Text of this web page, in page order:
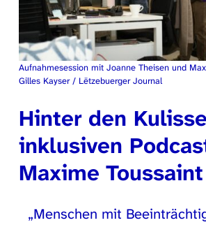
Aufnahmesession mit Joanne Theisen und
Gilles Kayser / Lëtzebuerger Journal
Hinter den
inklusiven
Maxime Toussaint
„Menschen mit